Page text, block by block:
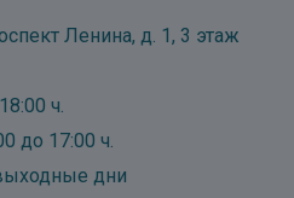
Ленина, д. 1, 3 этаж
ч.
до 17:00 ч.
дни